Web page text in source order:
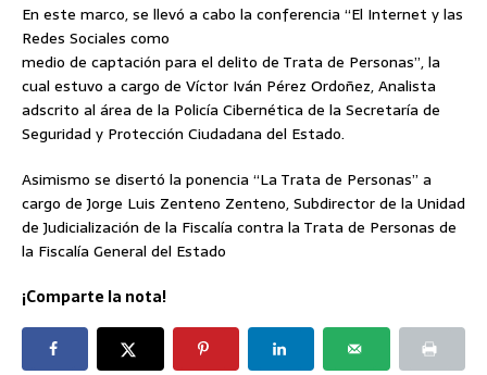
En este marco, se llevó a cabo la conferencia “El Internet y las
Redes Sociales como
medio de captación para el delito de Trata de Personas”, la
cual estuvo a cargo de Víctor Iván Pérez Ordoñez, Analista
adscrito al área de la Policía Cibernética de la Secretaría de
Seguridad y Protección Ciudadana del Estado.
Asimismo se disertó la ponencia “La Trata de Personas” a
cargo de Jorge Luis Zenteno Zenteno, Subdirector de la Unidad
de Judicialización de la Fiscalía contra la Trata de Personas de
la Fiscalía General del Estado
¡Comparte la nota!